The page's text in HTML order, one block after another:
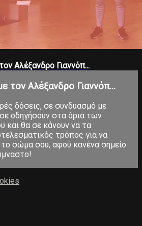
Αλέξανδρο Γιαννόπ...
τον Αλέξανδρο Γιαννόπ...
δόσεις, σε συνδυασμό με
οδηγήσουν στα όρια των
και θα σε κάνουν να τα
τρόπος για να
σώμα σου, αφού κανένα σημείο